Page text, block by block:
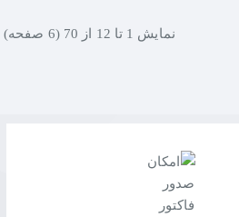
نمايش 1 تا 12 از 70 (6 صفحه)